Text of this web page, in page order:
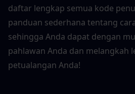
daftar lengkap semua kode
panduan sederhana tentang
sehingga Anda dapat dengan
pahlawan Anda dan melangkah
petualangan Anda!